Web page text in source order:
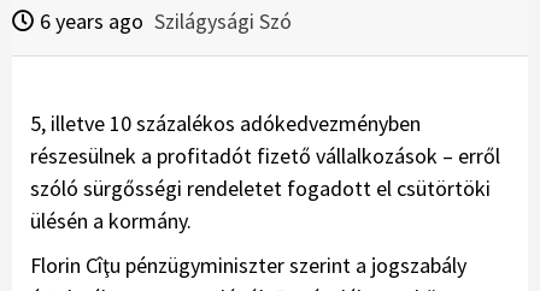
6 years ago Szilágysági Szó
5, illetve 10 százalékos adókedvezményben
részesülnek a profitadót fizető vállalkozások – erről
szóló sürgősségi rendeletet fogadott el csütörtöki
ülésén a kormány.
Florin Cîţu pénzügyminiszter szerint a jogszabály